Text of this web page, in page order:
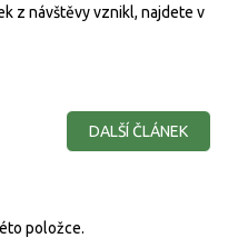
z návštěvy vznikl, najdete v
DALŠÍ ČLÁNEK
položce.